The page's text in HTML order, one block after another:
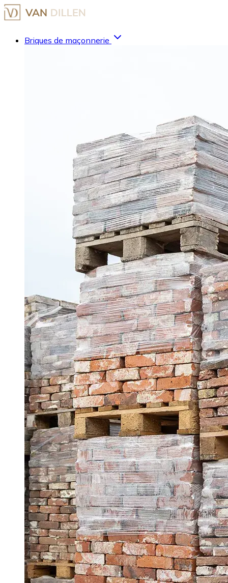
Briques de maçonnerie